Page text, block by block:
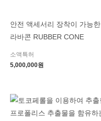
안전 액세서리 장착이 가능한
라바콘 RUBBER CONE
소액특허
5,000,000원